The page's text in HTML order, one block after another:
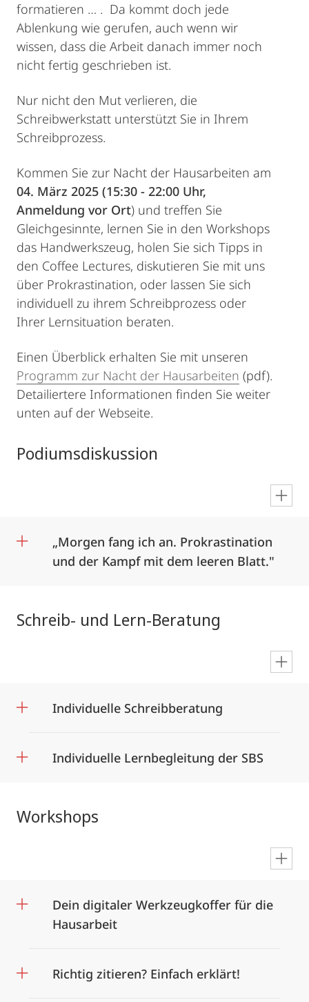
formatieren … . Da kommt doch jede
Ablenkung wie gerufen, auch wenn wir
wissen, dass die Arbeit danach immer noch
nicht fertig geschrieben ist.
Nur nicht den Mut verlieren, die
Schreibwerkstatt unterstützt Sie in Ihrem
Schreibprozess.
Kommen Sie zur Nacht der Hausarbeiten am
04. März 2025 (15:30 - 22:00 Uhr,
Anmeldung vor Ort) und treffen Sie
Gleichgesinnte, lernen Sie in den Workshops
das Handwerkszeug, holen Sie sich Tipps in
den Coffee Lectures, diskutieren Sie mit uns
über Prokrastination, oder lassen Sie sich
individuell zu ihrem Schreibprozess oder
Ihrer Lernsituation beraten.
Einen Überblick erhalten Sie mit unseren
Programm zur Nacht der Hausarbeiten (pdf).
Detailiertere Informationen finden Sie weiter
unten auf der Webseite.
Podiumsdiskussion
„Morgen fang ich an. Prokrastination
und der Kampf mit dem leeren Blatt."
Schreib- und Lern-Beratung
Individuelle Schreibberatung
Individuelle Lernbegleitung der SBS
Workshops
Dein digitaler Werkzeugkoffer für die
Hausarbeit
Richtig zitieren? Einfach erklärt!